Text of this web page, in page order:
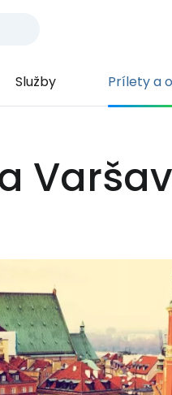
Služby Prílety a